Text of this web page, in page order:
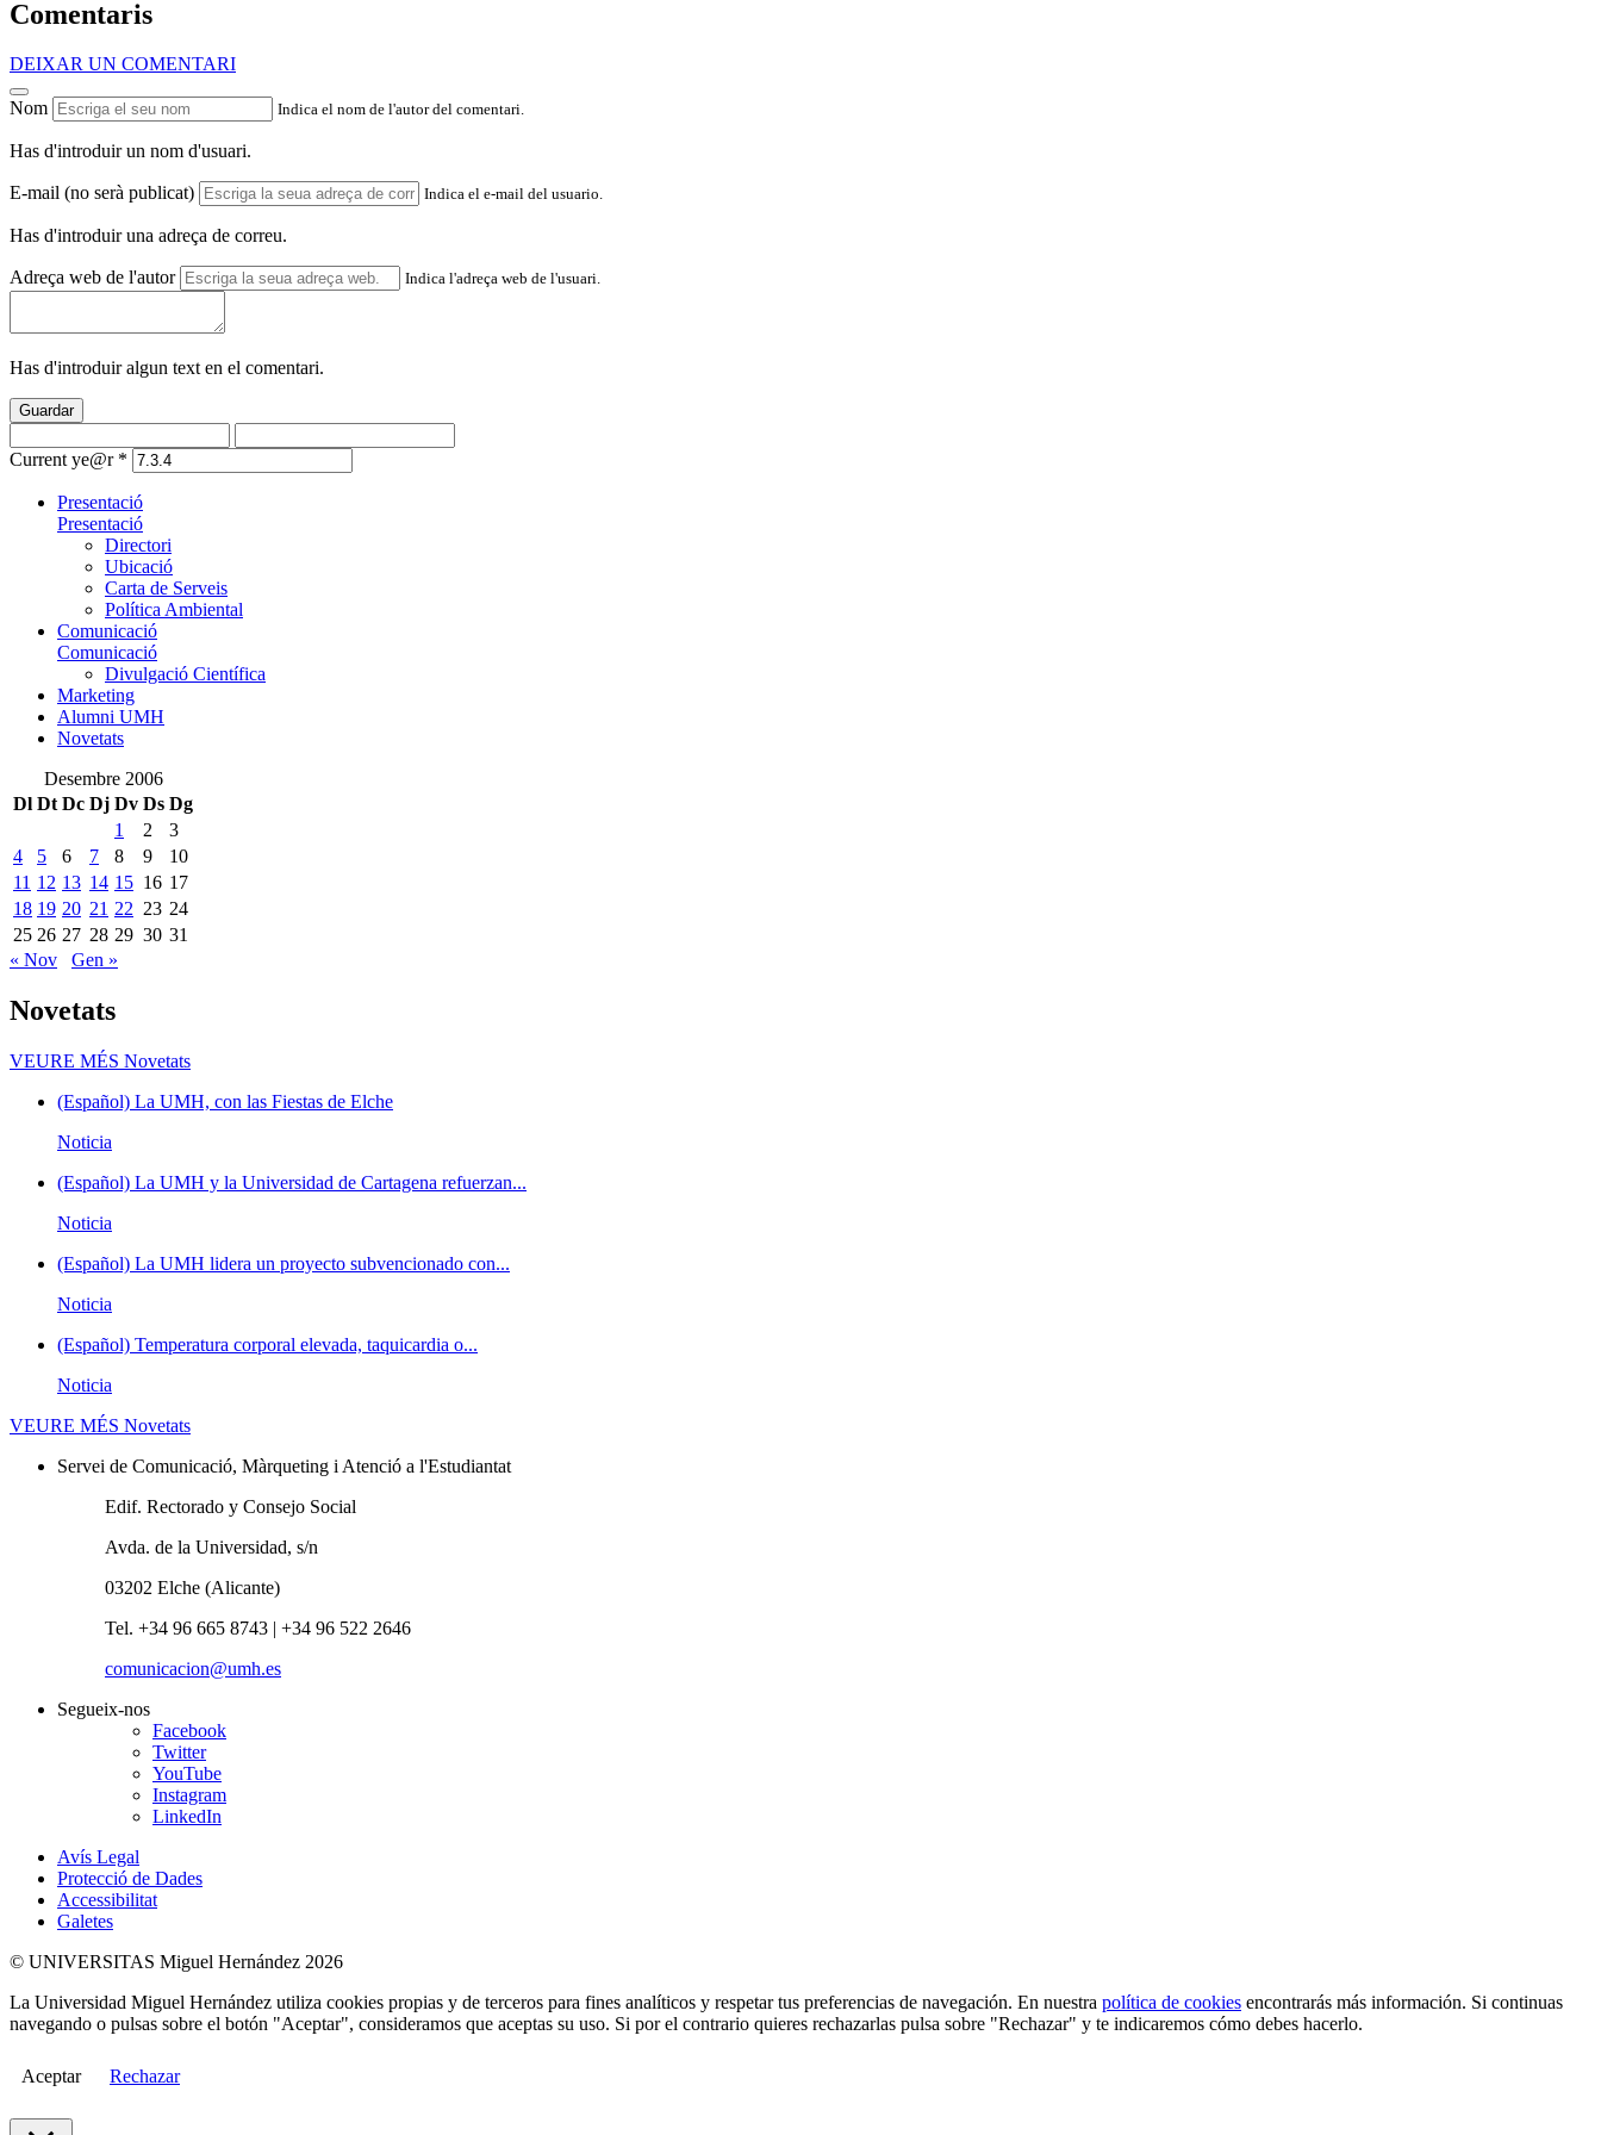
Comentaris
DEIXAR UN COMENTARI
Nom Indica el nom de l'autor del comentari.
Has d'introduir un nom d'usuari.
E-mail (no serà publicat) Indica el e-mail del usuario.
Has d'introduir una adreça de correu.
Adreça web de l'autor Indica l'adreça web de l'usuari.
Has d'introduir algun text en el comentari.
Guardar
Current ye@r *
Presentació
Presentació
Directori
Ubicació
Carta de Serveis
Política Ambiental
Comunicació
Comunicació
Divulgació Científica
Marketing
Alumni UMH
Novetats
Desembre 2006
Dl Dt Dc Dj Dv Ds Dg
1
2
3
4
5 6 7 8 9
10
11 12 13 14 15 16 17
18 19 20 21 22 23 24
25 26 27 28 29 30 31
« Nov
Gen »
Novetats
VEURE MÉS Novetats
(Español) La UMH, con las Fiestas de Elche
Noticia
(Español) La UMH y la Universidad de Cartagena refuerzan...
Noticia
(Español) La UMH lidera un proyecto subvencionado con...
Noticia
(Español) Temperatura corporal elevada, taquicardia o...
Noticia
VEURE MÉS Novetats
Servei de Comunicació, Màrqueting i Atenció a l'Estudiantat
Edif. Rectorado y Consejo Social
Avda. de la Universidad, s/n
03202 Elche (Alicante)
Tel. +34 96 665 8743 | +34 96 522 2646
comunicacion@umh.es
Segueix-nos
Facebook
Twitter
YouTube
Instagram
LinkedIn
Avís Legal
Protecció de Dades
Accessibilitat
Galetes
© UNIVERSITAS Miguel Hernández 2026
La Universidad Miguel Hernández utiliza cookies propias y de terceros para fines analíticos y respetar tus preferencias de navegación. En nuestra política de cookies encontrarás más información. Si continuas
navegando o pulsas sobre el botón "Aceptar", consideramos que aceptas su uso. Si por el contrario quieres rechazarlas pulsa sobre "Rechazar" y te indicaremos cómo debes hacerlo.
Aceptar Rechazar